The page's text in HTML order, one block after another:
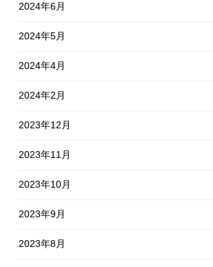
2024年6月
2024年5月
2024年4月
2024年2月
2023年12月
2023年11月
2023年10月
2023年9月
2023年8月